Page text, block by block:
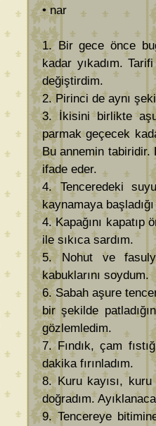
• nar
1. Bir gece önce
kadar yıkadım.
değiştirdim.
2. Pirinci de aynı
3. İkisini birlikte
parmak geçecek
Bu annemin tabiridir.
ifade eder.
4. Tenceredeki
kaynamaya
4. Kapağını
ile sıkıca sardım.
5. Nohut ve
kabuklarını soydum.
6. Sabah aşure
bir şekilde
gözlemledim.
7. Fındık, çam
dakika fırınladım.
8. Kuru kayısı,
doğradım.
9. Tencereye